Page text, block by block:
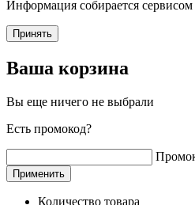
Информация собирается сервисом
Принять
Ваша корзина
Вы еще ничего не выбрали
Есть промокод?
Применить
Количество товара